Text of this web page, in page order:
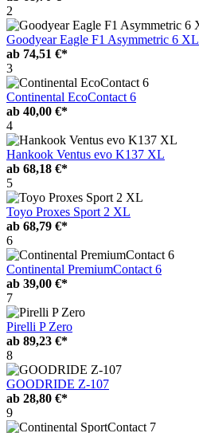
2
Goodyear Eagle F1 Asymmetric 6 XL
ab 74,51 €*
3
Continental EcoContact 6
ab 40,00 €*
4
Hankook Ventus evo K137 XL
ab 68,18 €*
5
Toyo Proxes Sport 2 XL
ab 68,79 €*
6
Continental PremiumContact 6
ab 39,00 €*
7
Pirelli P Zero
ab 89,23 €*
8
GOODRIDE Z-107
ab 28,80 €*
9